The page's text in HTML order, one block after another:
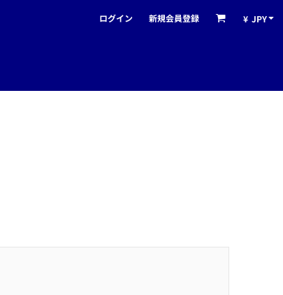
ログイン 新規会員登録 ¥ JPY